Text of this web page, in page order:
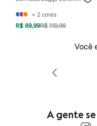
Finalizadores
Shampoo
Tratamento
Cuidados com o corpo
Maquiagens
+ 2 cores
R$ 69,99R$ 119,99
Você
A gente